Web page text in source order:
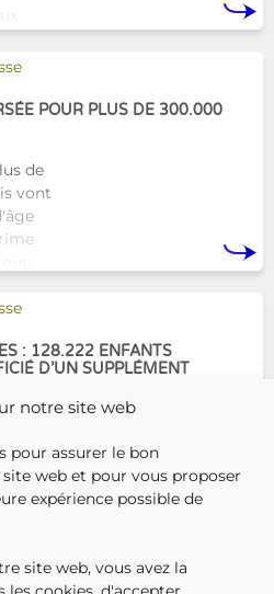
notre site web
pour assurer le bon
web et pour vous proposer
expérience possible de
site web, vous avez la
POUR PLUS DE 300.000
de
vont
: 128.222 ENFANTS
D’UN SUPPLÉMENT
droit
du
all
NOUS ?